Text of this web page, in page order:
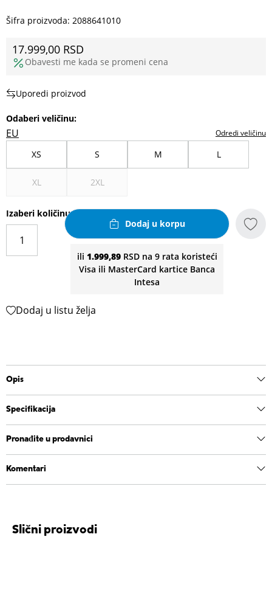
Šifra proizvoda: 2088641010
17.999,00 RSD
Obavesti me kada se promeni cena
Uporedi proizvod
Odaberi veličinu:
EU Odredi veličinu
XS S M L
XL 2XL
Izaberi količinu
Dodaj u korpu
ili 1.999,89RSD na 9 rata koristeći
Visa ili MasterCard kartice Banca
Intesa
Dodaj u listu želja
Opis
Specifikacija
Pronađite u prodavnici
Komentari
Slični proizvodi